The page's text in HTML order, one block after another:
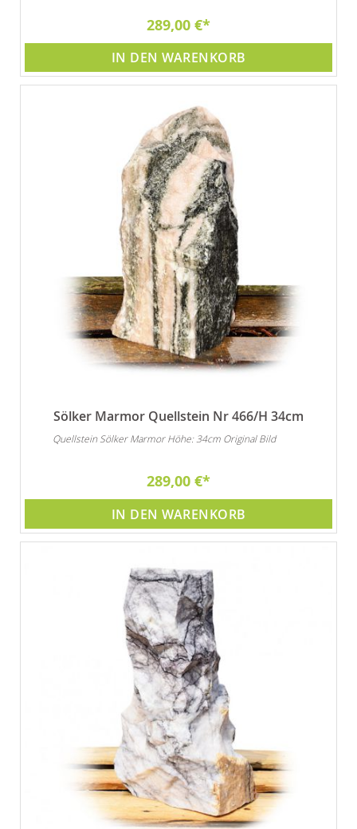
289,00 €
IN DEN WARENKORB
Sölker Marmor Quellstein Nr 466/H 34cm
Quellstein Sölker Marmor Höhe: 34cm Original Bild
289,00 €
IN DEN WARENKORB